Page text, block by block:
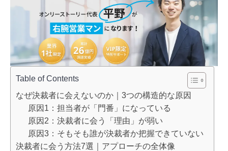
Table of Contents
なぜ決裁者に会えないのか｜3つの構造的な原因
原因1：担当者が「門番」になっている
原因2：決裁者に会う「理由」が弱い
原因3：そもそも誰が決裁者か把握できていない
決裁者に会う方法7選｜アプローチの全体像